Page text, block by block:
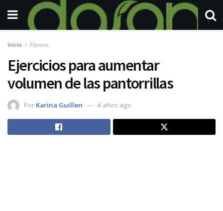
Inicio Fitness
Ejercicios para aumentar
volumen de las pantorrillas
Por Karina Guillen 4 años ago